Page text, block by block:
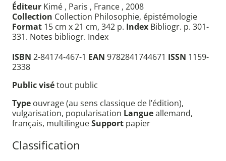
Éditeur Kimé , Paris , France , 2008
Collection Collection Philosophie, épistémologie
Format 15 cm x 21 cm, 342 p. Index Bibliogr. p. 301-
331. Notes bibliogr. Index
ISBN 2-84174-467-1 EAN 9782841744671 ISSN 1159-
2338
Public visétout public
Type ouvrage (au sens classique de l’édition),
vulgarisation, popularisation Langueallemand,
français, multilingueSupport papier
Classification